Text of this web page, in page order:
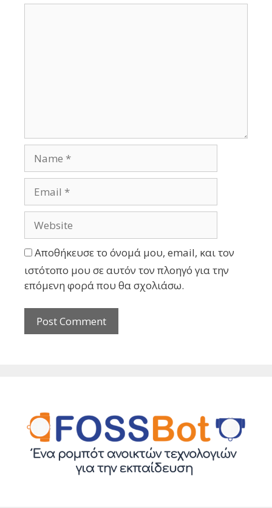
Αποθήκευσε το όνομά μου, email, και τον
ιστότοπο μου σε αυτόν τον πλοηγό για την
επόμενη φορά που θα σχολιάσω.